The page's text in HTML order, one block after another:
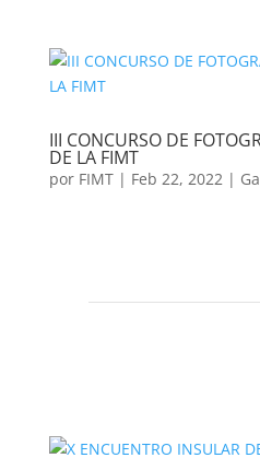
III CONCURSO DE
DE LA FIMT
por FIMT| Feb 22, 2022|